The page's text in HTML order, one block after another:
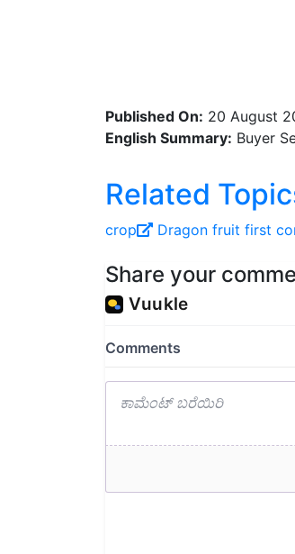
Published On: 20 August
English Summary: Buyer
Related
crop Dragon fruit first
Share your